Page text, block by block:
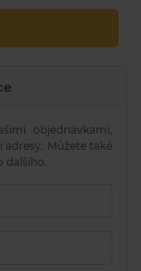
objednávkami,
Můžete také
dalšího.